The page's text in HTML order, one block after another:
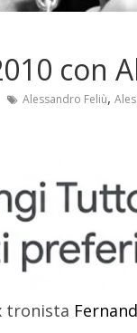
con
Alessandro Feliù,
tronista